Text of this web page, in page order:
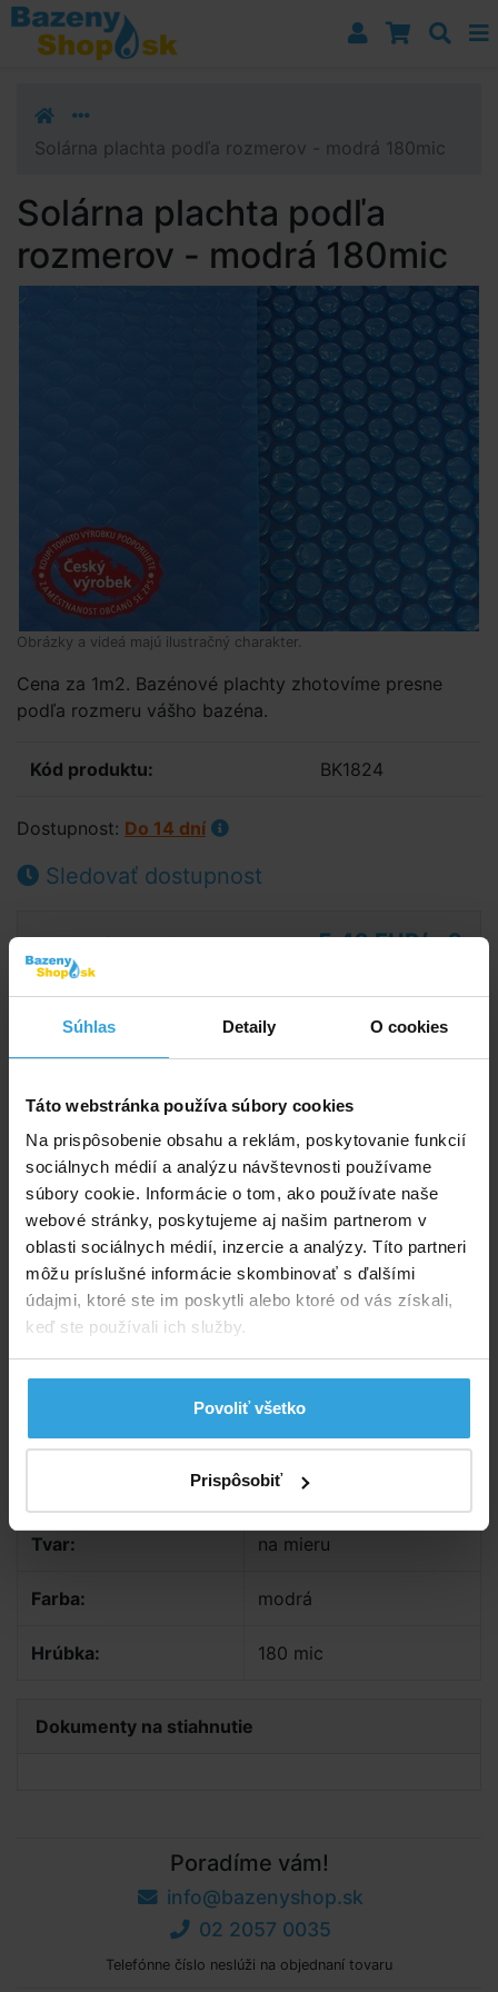
Súhlas Detaily O cookies
Táto webstránka používa súbory cookies
Na prispôsobenie obsahu a reklám, poskytovanie funkcií
sociálnych médií a analýzu návštevnosti používame
súbory cookie. Informácie o tom, ako používate naše
webové stránky, poskytujeme aj našim partnerom v
oblasti sociálnych médií, inzercie a analýzy. Títo partneri
môžu príslušné informácie skombinovať s ďalšími
údajmi, ktoré ste im poskytli alebo ktoré od vás získali,
keď ste používali ich služby.
Povoliť všetko
Prispôsobiť
Prejsť k navigácii
Prejsť na obsah
Prejsť k bočnému stĺpci
Solárna plachta podľa rozmerov - modrá 180mic
Solárna plachta podľa
rozmerov - modrá 180mic
Obrázky a videá majú ilustračný charakter.
Cena za 1m2. Bazénové plachty zhotovíme presne
podľa rozmeru vášho bazéna.
Kód produktu: BK1824
Dostupnost: Do 14 dní
Sledovať dostupnost
4,41 EUR/m2 bez DPH 5,42 EUR/m2
Spýtajte sa predavača
Podrobný popis
Podrobný popis
Farba modrá. Pošlite nám tvar a rozmery bazéna a
obratom dostanete kalkuláciu na bazénovú plachtu.
Bublinková solárna plachta pláva na hladine, ohrieva
vodu a udržuje teplotu, čiastočne kryje proti spadu
nečistôt. Solárna plachta je vyrobená z bublinkovej
180 mic. Solárne plachty sú zvárané z pásov o šírke
Rozmerová odchýlka ±5%
Tvar: na mieru
Farba: modrá
Hrúbka: 180 mic
Dokumenty na stiahnutie
Poradíme vám!
info@bazenyshop.sk
02 2057 0035
Telefónne číslo neslúži na objednaní tovaru